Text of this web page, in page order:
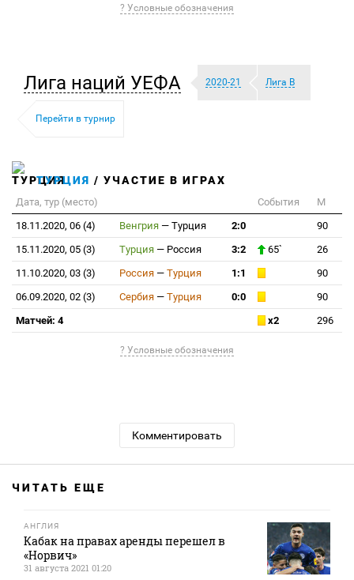
? Условные обозначения
Лига наций УЕФА 2020-21 Лига B
Перейти в турнир
ТУРЦИЯ / УЧАСТИЕ В ИГРАХ
Дата, тур (место) События
М
18.11.2020, 06 (4)
Венгрия — Турция 2:0
90
15.11.2020, 05 (3)
Турция — Россия 3:2 65`
26
11.10.2020, 03 (3)
Россия — Турция 1:1
90
06.09.2020, 02 (3)
Сербия — Турция 0:0
90
Матчей: 4
x2 296
? Условные обозначения
Комментировать
ЧИТАТЬ ЕЩЕ
АНГЛИЯ
Кабак на правах аренды перешел в
«Норвич»
31 августа 2021 01:20